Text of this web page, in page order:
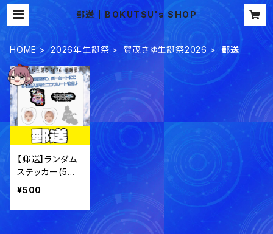
郵送 | BOKUTSU's SHOP
HOME 2026年生誕祭 賀茂さゆ生誕祭2026 郵送
【郵送】ランダム
ステッカー(5種)
賀茂さゆ生誕祭
販】
¥500